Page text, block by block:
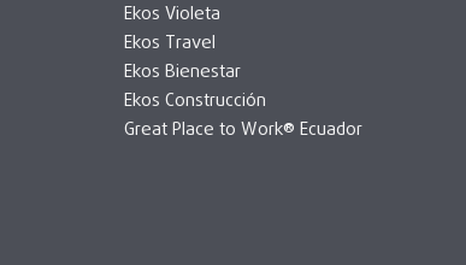
Ekos Violeta
Ekos Travel
Ekos Bienestar
Ekos Construcción
Great Place to Work® Ecuador